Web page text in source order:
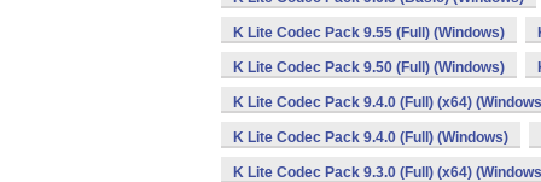
K Lite Codec Pack 9.55 (Full) (Windows)
K Lite Codec Pack 9.50 (Full) (Windows)
K Lite Codec Pack 9.4.0 (Full) (x64)
K Lite Codec Pack 9.4.0 (Full) (Windows)
K Lite Codec Pack 9.3.0 (Full) (x64)